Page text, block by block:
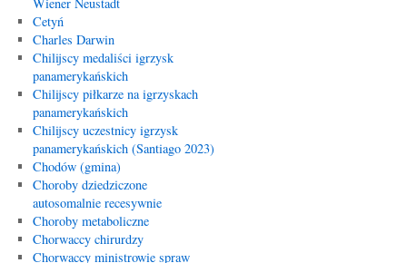
Cetyń
Charles Darwin
Chilijscy medaliści igrzysk
panamerykańskich
Chilijscy piłkarze na igrzyskach
panamerykańskich
Chilijscy uczestnicy igrzysk
panamerykańskich (Santiago 2023)
Chodów (gmina)
Choroby dziedziczone
autosomalnie recesywnie
Choroby metaboliczne
Chorwaccy chirurdzy
Chorwaccy ministrowie spraw